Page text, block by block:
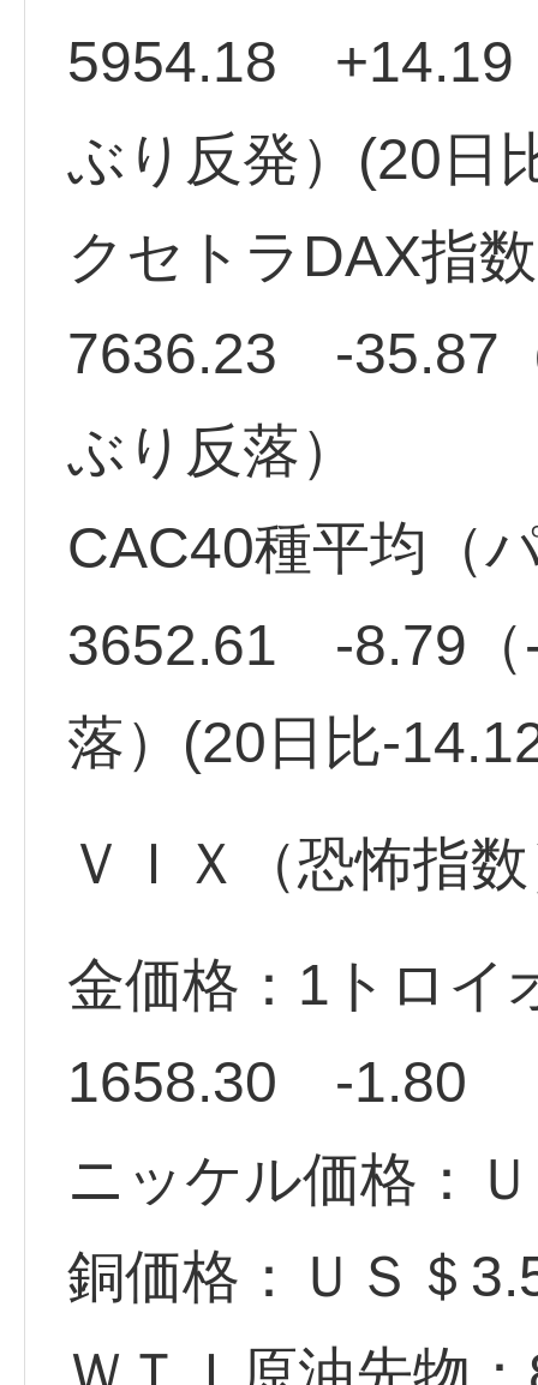
5954.18 +14.19
ぶり反発）(20日
クセトラDAX指
7636.23 -35.87
ぶり反落）
CAC40種平均（
3652.61 -8.79（
落）(20日比-
ＶＩＸ（恐怖指
金価格：1トロイ
1658.30 -1.80
ニッケル価格：
銅価格：ＵＳ